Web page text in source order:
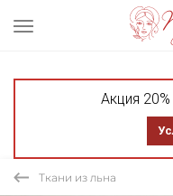
Акция
Ткани из льна